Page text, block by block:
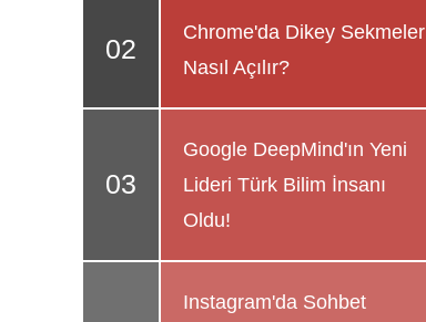
Chrome'da Dikey Sekmeler
Nasıl Açılır?
Google DeepMind'ın Yeni
Lideri Türk Bilim İnsanı
Oldu!
Instagram'da Sohbet